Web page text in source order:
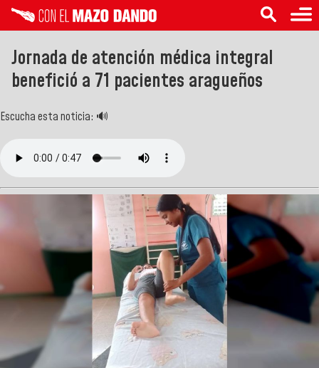
Jornada de atención médica integral
benefició a 71 pacientes aragueños
Escucha esta noticia: 🔊